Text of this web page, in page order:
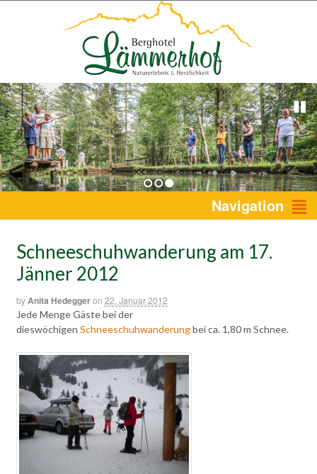
1 2 3 Navigation
Schneeschuhwanderung am 17.
Jänner 2012
byAnita Hedeggeron 22. Januar 2012
Jede Menge Gäste bei der
dieswöchigen Schneeschuhwanderungbei ca. 1,80 m Schnee.